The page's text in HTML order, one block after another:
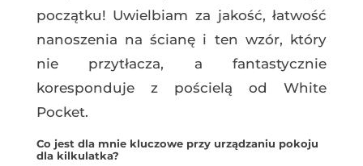
początku! Uwielbiam za jakość, łatwość
nanoszenia na ścianę i ten wzór, który
nie przytłacza, a fantastycznie
koresponduje z pościelą od White
Pocket.
Co jest dla mnie kluczowe przy urządzaniu pokoju
dla kilkulatka?